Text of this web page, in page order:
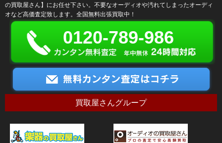
の買取屋さん】にお任せ下さい。不要なオーディオや汚れてしまったオーディ
オなど高価査定致します。全国無料出張買取中！
0120-789-986
買取屋さんグループ